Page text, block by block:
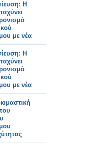
Η
με νέα
Η
με νέα